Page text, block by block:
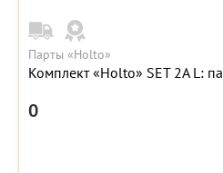
Парты «Holto»
Комплект «Holto» SET 2A L:
0